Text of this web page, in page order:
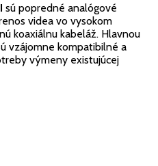
sú popredné analógové
videa vo vysokom
koaxiálnu kabeláž. Hlavnou
vzájomne kompatibilné a
výmeny existujúcej